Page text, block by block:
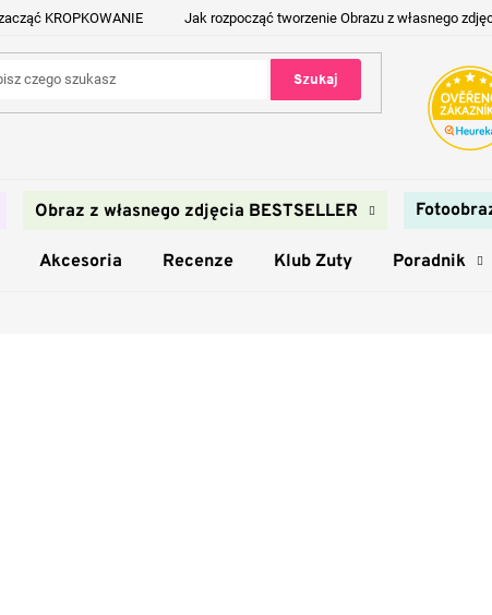
KROPKOWANIE Jak rozpocząć tworzenie Obrazu z własnego
Szukaj
Obraz z własnego zdjęcia BESTSELLER
Akcesoria Recenze Klub Zuty Poradnik